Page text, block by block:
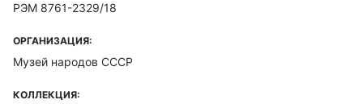
РЭМ 8761-2329/18
ОРГАНИЗАЦИЯ:
Музей народов СССР
КОЛЛЕКЦИЯ: